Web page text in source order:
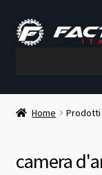
Vai
alla
Vai
al
Il mio account
Chi siamo
Home Prodotti
camera